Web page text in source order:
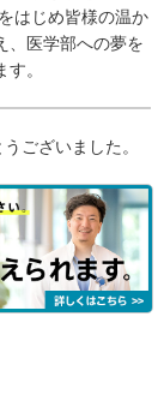
はじめ皆様の温か
、医学部への夢を
。
ございました。